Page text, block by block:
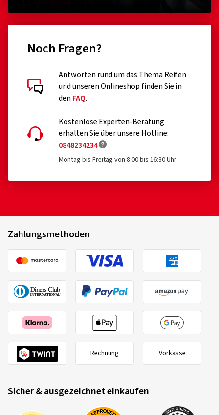
Noch Fragen?
Antworten rund um das Thema Reifen
und unseren Onlineshop finden Sie in
den FAQ.
Kostenlose Experten-Beratung
erhalten Sie über unsere Hotline:
0848234234
Montag bis Freitag von 8:00 bis 16:30 Uhr
Zahlungsmethoden
Rechnung Vorkasse
Sicher & ausgezeichnet einkaufen